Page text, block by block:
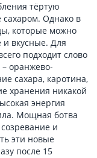
тёртую
сахаром. Однако в
которые можно
и вкусные. Для
подходит слово
оранжево-
сахара, каротина,
хранения никакой
энергия
Мощная ботва
и
эти новые
после 15